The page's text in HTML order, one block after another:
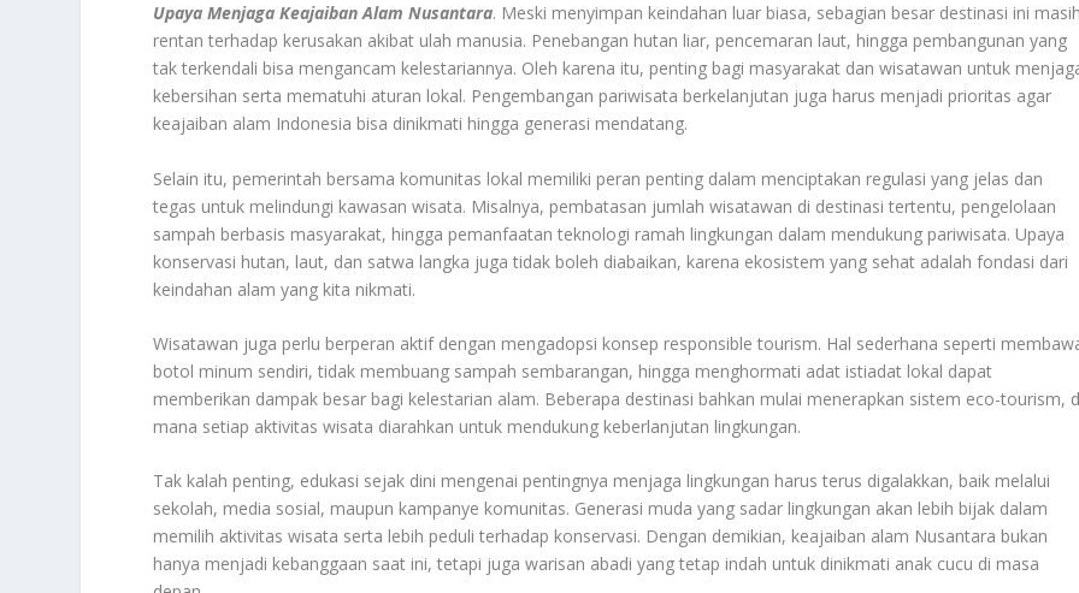
Upaya Menjaga Keajaiban Alam Nusantara. Meski menyimpan keindahan luar biasa, sebagian besar destinasi ini masih
rentan terhadap kerusakan akibat ulah manusia. Penebangan hutan liar, pencemaran laut, hingga pembangunan yang
tak terkendali bisa mengancam kelestariannya. Oleh karena itu, penting bagi masyarakat dan wisatawan untuk
kebersihan serta mematuhi aturan lokal. Pengembangan pariwisata berkelanjutan juga harus menjadi prioritas agar
keajaiban alam Indonesia bisa dinikmati hingga generasi mendatang.
Selain itu, pemerintah bersama komunitas lokal memiliki peran penting dalam menciptakan regulasi yang jelas dan
tegas untuk melindungi kawasan wisata. Misalnya, pembatasan jumlah wisatawan di destinasi tertentu, pengelolaan
sampah berbasis masyarakat, hingga pemanfaatan teknologi ramah lingkungan dalam mendukung pariwisata. Upaya
konservasi hutan, laut, dan satwa langka juga tidak boleh diabaikan, karena ekosistem yang sehat adalah fondasi dari
keindahan alam yang kita nikmati.
Wisatawan juga perlu berperan aktif dengan mengadopsi konsep responsible tourism. Hal sederhana seperti
botol minum sendiri, tidak membuang sampah sembarangan, hingga menghormati adat istiadat lokal dapat
memberikan dampak besar bagi kelestarian alam. Beberapa destinasi bahkan mulai menerapkan sistem eco-tourism,
mana setiap aktivitas wisata diarahkan untuk mendukung keberlanjutan lingkungan.
Tak kalah penting, edukasi sejak dini mengenai pentingnya menjaga lingkungan harus terus digalakkan, baik melalui
sekolah, media sosial, maupun kampanye komunitas. Generasi muda yang sadar lingkungan akan lebih bijak dalam
memilih aktivitas wisata serta lebih peduli terhadap konservasi. Dengan demikian, keajaiban alam Nusantara bukan
hanya menjadi kebanggaan saat ini, tetapi juga warisan abadi yang tetap indah untuk dinikmati anak cucu di masa